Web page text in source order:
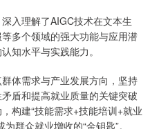
入理解了AIGC技术在文本生
多个领域的强大功能与应用潜
知水平与实践能力。
体需求与产业发展方向，坚持
盾和提高就业质量的关键突破
构建“技能需求+技能培训+就业
群众就业增收的“金钥匙”。